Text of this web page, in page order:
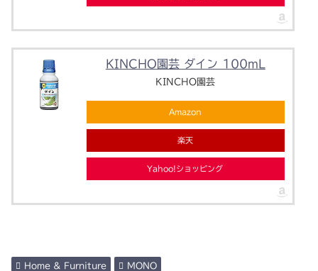
KINCHO園芸 ダイン 100mL
KINCHO園芸
Amazon
楽天
Yahoo!ショッピング
Home & Furniture MONO